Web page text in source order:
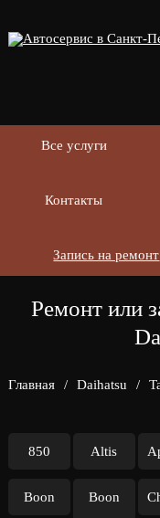
Все услуги
Контакты
Запись на ремонт
Ремонт или
Главная / Daihatsu /
850 Altis
Boon Boon